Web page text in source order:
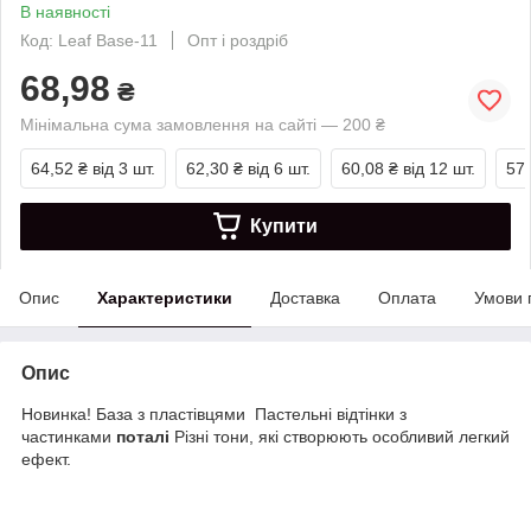
В наявності
Код: Leaf Base-11
Опт і роздріб
68,98 ₴
Мінімальна сума замовлення на сайті — 200 ₴
64,52 ₴ від 3 шт. 62,30 ₴ від 6 шт. 60,08 ₴ від 12 шт.
Купити
Опис Характеристики Доставка Оплата Умови
Опис
Новинка! База з пластівцями Пастельні відтінки з
частинками поталі Різні тони, які створюють особливий легкий
ефект.